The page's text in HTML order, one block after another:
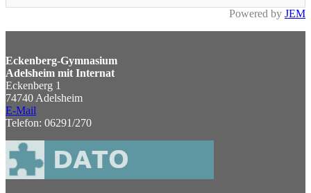
Powered by JEM
Eckenberg-Gymnasium
Adelsheim mit Internat
Eckenberg 1
74740 Adelsheim
E-Mail
Telefon: 06291/270